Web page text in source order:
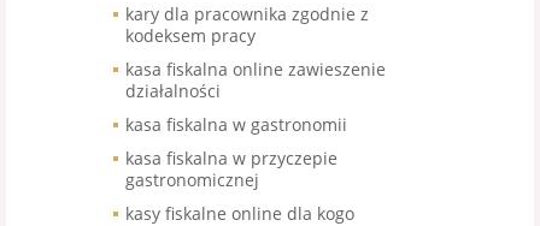
kary dla pracownika zgodnie z
kodeksem pracy
kasa fiskalna online zawieszenie
działalności
kasa fiskalna w gastronomii
kasa fiskalna w przyczepie
gastronomicznej
kasy fiskalne online dla kogo